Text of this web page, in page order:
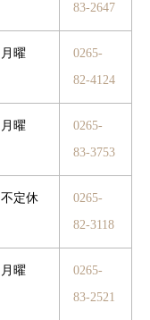
83-2647
月曜
0265-
82-4124
月曜
0265-
83-3753
不定休
0265-
82-3118
月曜
0265-
83-2521